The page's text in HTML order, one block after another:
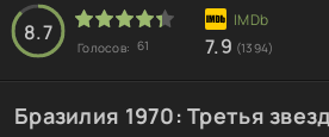
8.7
Голосов: 61 7.9 (1394)
Бразилия 1970: Третья